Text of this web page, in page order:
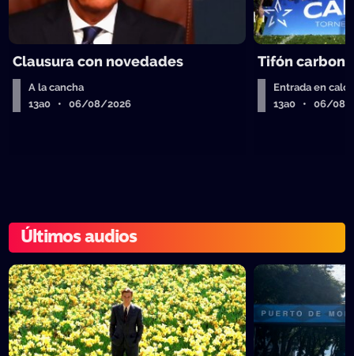
Clausura con novedades
A la cancha
13a0 • 06/08/2026
Tifón
Entrada en calor
13a0 • 06/08/
Últimos audios